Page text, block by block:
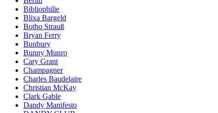
Bibliophilie
Blixa Bargeld
Botho Strauß
Bryan Ferry
Bunbury
Bunny Munro
Cary Grant
Champagner
Charles Baudelaire
Christian McKay
Clark Gable
Dandy Manifesto